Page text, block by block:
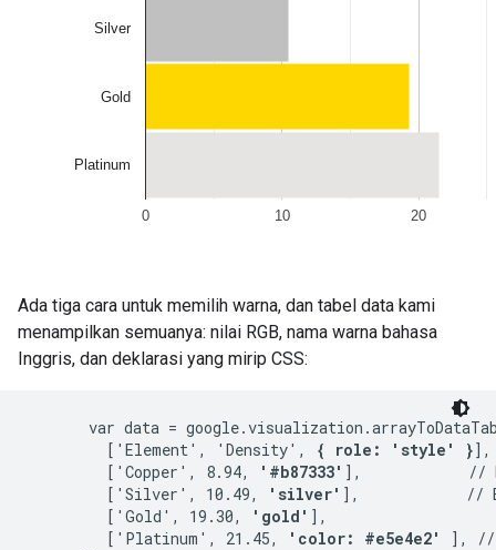
Ada tiga cara untuk memilih warna, dan tabel data kami
menampilkan semuanya: nilai RGB, nama warna bahasa
Inggris, dan deklarasi yang mirip CSS:
var data =
         ['Element', 'Density',
{ role: 'style' }],
         ['Copper', 8.94,
'#b87333' ],            //
         ['Silver', 10.49,
'silver' ],            //
         ['Gold', 19.30,
'gold' ],
         ['Platinum', 21.45,
'color: #e5e4e2'
], //